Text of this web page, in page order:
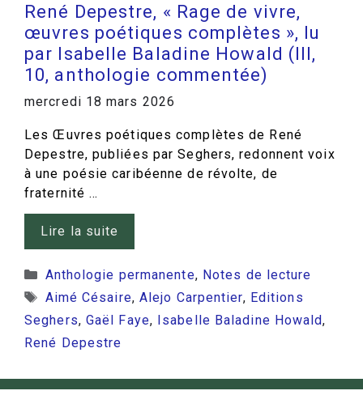
René Depestre, « Rage de vivre,
œuvres poétiques complètes », lu
par Isabelle Baladine Howald (III,
10, anthologie commentée)
mercredi 18 mars 2026
Les Œuvres poétiques complètes de René
Depestre, publiées par Seghers, redonnent voix
à une poésie caribéenne de révolte, de
fraternité …
Lire la suite
Catégories
Anthologie permanente, Notes de lecture
Étiquettes
Aimé Césaire, Alejo Carpentier, Editions
Seghers, Gaël Faye, Isabelle Baladine Howald,
René Depestre